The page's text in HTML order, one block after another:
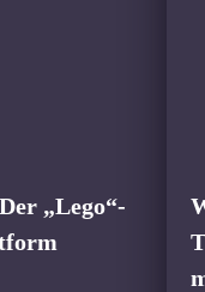
„Lego“-